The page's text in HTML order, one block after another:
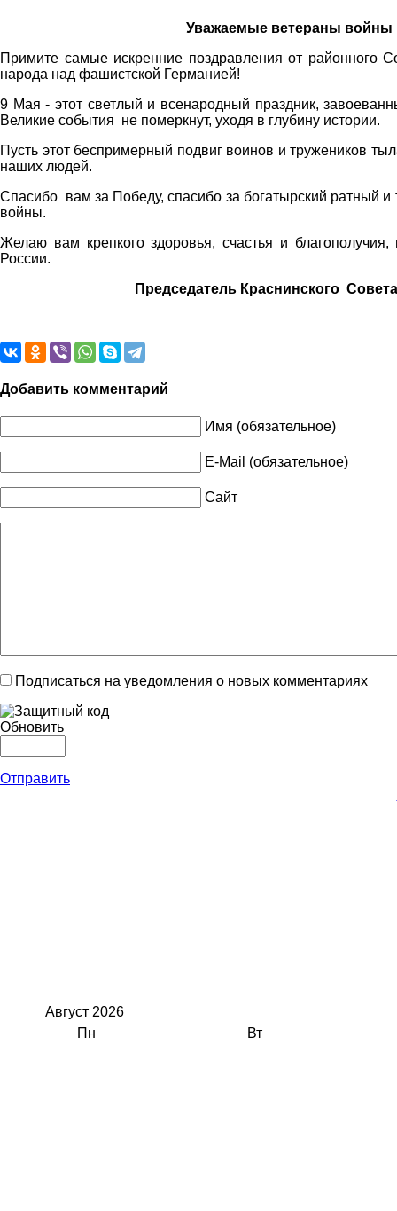
Уважаемые ветераны войны
Примите самые искренние поздравления от районного
народа над фашистской Германией!
9 Мая - этот светлый и всенародный праздник,
Великие события не померкнут, уходя в глубину истории.
Пусть этот беспримерный подвиг воинов и тружеников
наших людей.
Спасибо вам за Победу, спасибо за богатырский ратный и
войны.
Желаю вам крепкого здоровья, счастья и
России.
Председатель Краснинского Совета
Добавить комментарий
Имя (обязательное)
E-Mail (обязательное)
Сайт
Подписаться на уведомления о новых комментариях
Обновить
Отправить
Август 2026
Пн
Вт